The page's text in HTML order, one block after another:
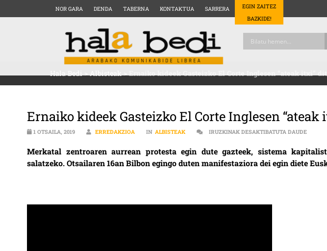
NOR GARA DENDA TABERNA KONTAKTUA SARRERA
EGIN ZAITEZ
BAZKIDE!
Hala Bedi>Albisteak>Ernaiko kideek Gasteizko El Corte Inglesen “ateak itxi”
Ernaiko kideek Gasteizko El Corte Inglesen “ateak
1 OTSAILA, 2019 ERREDAKZIOA IN ALBISTEAK IRUZKINAK DESAKTIBATUTA DAUDE
Merkatal zentroaren aurrean protesta egin dute gazteek, sistema
salatzeko. Otsailaren 16an Bilbon egingo duten manifestaziora dei egin diete